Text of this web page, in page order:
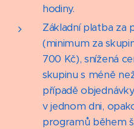
hodiny.
Základní platba za
(minimum za
700 Kč), snížená
skupinu s méně
případě
v jednom dni,
programů během